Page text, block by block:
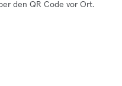
den QR Code vor Ort.